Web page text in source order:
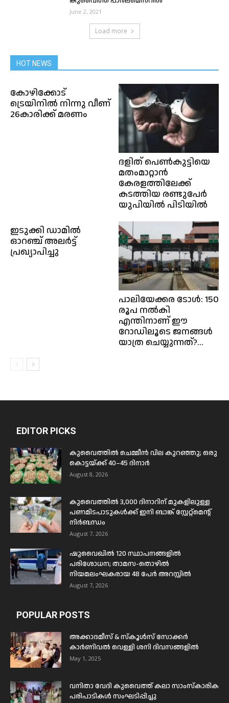
June 2, 2021
Load more
HOT NEWS
കോഴിക്കോട്
ട്രെയിനിൽ നിന്നു വീണ്
26കാരിക്ക് മരണം
ദളിത് പെൺകുട്ടിയെ
മതംമാറ്റാൻ
കേരളത്തിലേക്ക്
കടത്തിയ രണ്ടുപേർ
യുപിയിൽ പിടിയിൽ
ഇടുക്കി ഡാമിൽ
ഓറഞ്ച് അലർട്ട്
പ്രഖ്യാപിച്ചു
പാലിയേക്കര ടോള്‍: 150
രൂപ നല്‍കി
എന്തിനാണ് ഈ
റോഡിലൂടെ ജനങ്ങള്‍
യാത്ര ചെയ്യുന്നത്?...
EDITOR PICKS
കുവൈത്തിൽ ചെമ്മീൻ വില കുറഞ്ഞു; ഒരു
കൊട്ടയ്ക്ക് 40–45 ദിനാർ
August 8, 2026
കുവൈത്തിൽ 3,000 ദിനാറിന് മുകളിലുള്ള
പണമിടപാടുകൾക്ക് ഇനി ബാങ്ക് സ്റ്റേറ്റ്മെന്റ്
നിർബന്ധം
August 7, 2026
ഷുവൈഖിൽ 120 സ്ഥാപനങ്ങളിൽ
പരിശോധന; താമസ-തൊഴിൽ
നിയമലംഘകരായ 48 പേർ അറസ്റ്റിൽ
August 7, 2026
POPULAR POSTS
അക്കാദമീസ് & സ്കൂൾസ് സോക്കർ
കാർണിവൽ വെള്ളി ശനി ദിവസങ്ങളിൽ
May 1, 2025
വനിതാ വേദി കുവൈത്ത് കലാ സാംസ്കാരിക
പരിപാടികൾ സംഘടിപ്പിച്ചു